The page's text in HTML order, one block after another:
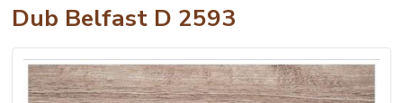
Dub Belfast D 2593